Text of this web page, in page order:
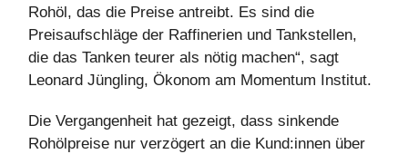
Rohöl, das die Preise antreibt. Es sind die
Preisaufschläge der Raffinerien und Tankstellen,
die das Tanken teurer als nötig machen“, sagt
Leonard Jüngling, Ökonom am Momentum Institut.
Die Vergangenheit hat gezeigt, dass sinkende
Rohölpreise nur verzögert an die Kund:innen über